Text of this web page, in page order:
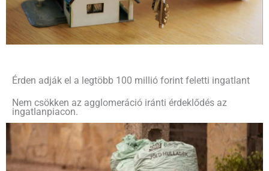
Érden adják el a legtöbb 100 millió forint feletti ingatlant
Nem csökken az agglomeráció iránti érdeklődés az
ingatlanpiacon.